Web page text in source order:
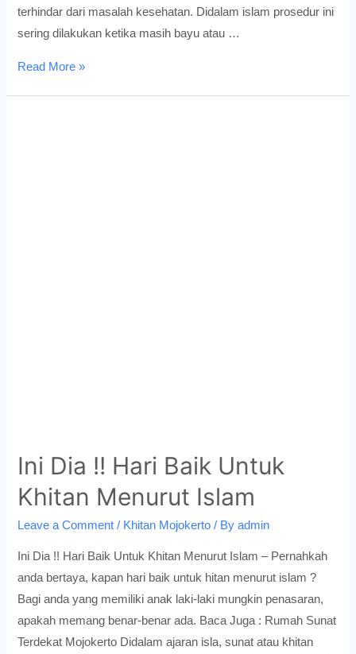
terhindar dari masalah kesehatan. Didalam islam prosedur ini
sering dilakukan ketika masih bayu atau …
Sunat
Read More »
Ini Dia !! Hari Baik Untuk
Khitan Menurut Islam
Leave a Comment / Khitan Mojokerto / Byadmin
Ini Dia !! Hari Baik Untuk Khitan Menurut Islam – Pernahkah
anda bertaya, kapan hari baik untuk hitan menurut islam ?
Bagi anda yang memiliki anak laki-laki mungkin penasaran,
apakah memang benar-benar ada. Baca Juga : Rumah Sunat
Terdekat Mojokerto Didalam ajaran isla, sunat atau khitan